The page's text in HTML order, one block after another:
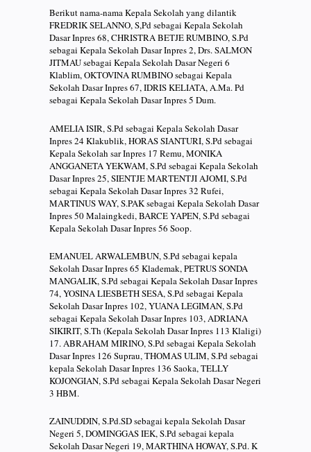
Berikut nama-nama Kepala Sekolah yang dilantik
FREDRIK SELANNO, S,Pd sebagai Kepala Sekolah
Dasar Inpres 68, CHRISTRA BETJE RUMBINO, S.Pd
sebagai Kepala Sekolah Dasar Inpres 2, Drs. SALMON
JITMAU sebagai Kepala Sekolah Dasar Negeri 6
Klablim, OKTOVINA RUMBINO sebagai Kepala
Sekolah Dasar Inpres 67, IDRIS KELIATA, A.Ma. Pd
sebagai Kepala Sekolah Dasar Inpres 5 Dum.
AMELIA ISIR, S.Pd sebagai Kepala Sekolah Dasar
Inpres 24 Klakublik, HORAS SIANTURI, S.Pd sebagai
Kepala Sekolah sar Inpres 17 Remu, MONIKA
ANGGANETA YEKWAM, S.Pd sebagai Kepala Sekolah
Dasar Inpres 25, SIENTJE MARTENTJI AJOMI, S.Pd
sebagai Kepala Sekolah Dasar Inpres 32 Rufei,
MARTINUS WAY, S.PAK sebagai Kepala Sekolah Dasar
Inpres 50 Malaingkedi, BARCE YAPEN, S.Pd sebagai
Kepala Sekolah Dasar Inpres 56 Soop.
EMANUEL ARWALEMBUN, S.Pd sebagai kepala
Sekolah Dasar Inpres 65 Klademak, PETRUS SONDA
MANGALIK, S.Pd sebagai Kepala Sekolah Dasar Inpres
74, YOSINA LIESBETH SESA, S.Pd sebagai Kepala
Sekolah Dasar Inpres 102, YUANA LEGIMAN, S.Pd
sebagai Kepala Sekolah Dasar Inpres 103, ADRIANA
SIKIRIT, S.Th (Kepala Sekolah Dasar Inpres 113 Klaligi)
17. ABRAHAM MIRINO, S.Pd sebagai Kepala Sekolah
Dasar Inpres 126 Suprau, THOMAS ULIM, S.Pd sebagai
kepala Sekolah Dasar Inpres 136 Saoka, TELLY
KOJONGIAN, S.Pd sebagai Kepala Sekolah Dasar Negeri
3 HBM.
ZAINUDDIN, S.Pd.SD sebagai kepala Sekolah Dasar
Negeri 5, DOMINGGAS IEK, S.Pd sebagai kepala
Sekolah Dasar Negeri 19, MARTHINA HOWAY, S.Pd. K